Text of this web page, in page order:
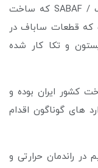
وک و ترموکوپل همگی محصول برند ساباف / SABAF که ساخت
که قطعات ساباف در
و تکا کار شده
کشور ایران بوده و
های گوناگون اقدام
راندمان حرارتی و